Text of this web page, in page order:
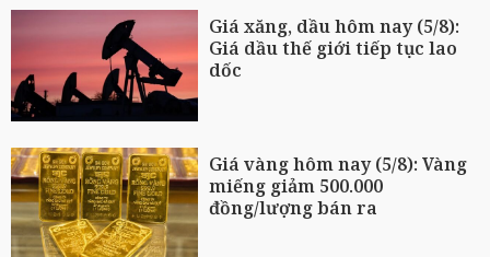
Giá xăng, dầu hôm nay (5/8):
Giá dầu thế giới tiếp tục lao
dốc
Giá vàng hôm nay (5/8): Vàng
miếng giảm 500.000
đồng/lượng bán ra